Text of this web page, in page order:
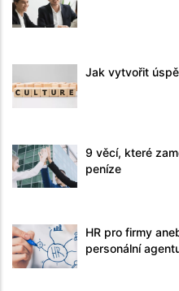
Jak vytvořit
9 věcí, které
peníze
HR pro firmy
personální